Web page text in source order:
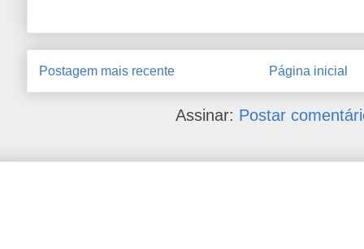
Postagem mais recente Página inicial
Assinar: Postar